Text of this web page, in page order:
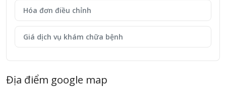
Hóa đơn điều chỉnh
Giá dịch vụ khám chữa bệnh
Địa điểm google map